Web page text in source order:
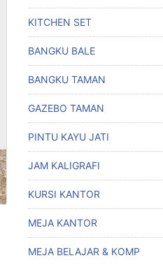
KITCHEN SET
BANGKU BALE
BANGKU TAMAN
GAZEBO TAMAN
PINTU KAYU JATI
JAM KALIGRAFI
KURSI KANTOR
MEJA KANTOR
MEJA BELAJAR & KOMP